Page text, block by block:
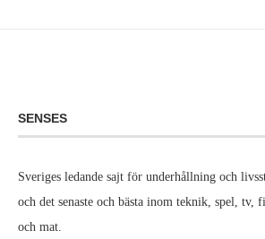
SENSES
Sveriges ledande sajt för underhållning och
och det senaste och bästa inom teknik, spel, tv,
och mat.